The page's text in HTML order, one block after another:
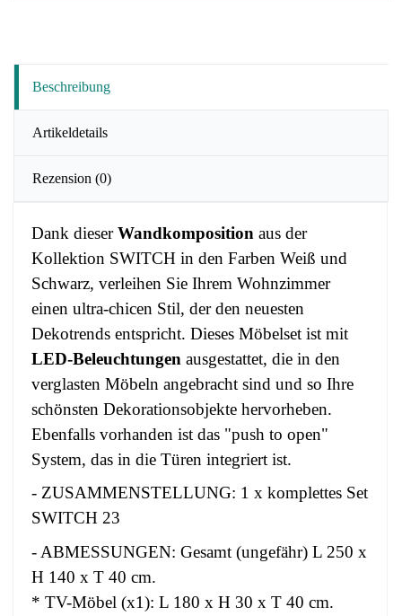
Beschreibung
Artikeldetails
Rezension (0)
Dank dieserWandkomposition aus der
Kollektion SWITCH in den Farben Weiß und
Schwarz, verleihen Sie Ihrem Wohnzimmer
einen ultra-chicen Stil, der den neuesten
Dekotrends entspricht. Dieses Möbelset ist mit
LED-Beleuchtungen ausgestattet, die in den
verglasten Möbeln angebracht sind und so Ihre
schönsten Dekorationsobjekte hervorheben.
Ebenfalls vorhanden ist das "push to open"
System, das in die Türen integriert ist.
- ZUSAMMENSTELLUNG: 1 x komplettes Set
SWITCH 23
- ABMESSUNGEN: Gesamt (ungefähr) L 250 x
H 140 x T 40 cm.
* TV-Möbel (x1): L 180 x H 30 x T 40 cm.